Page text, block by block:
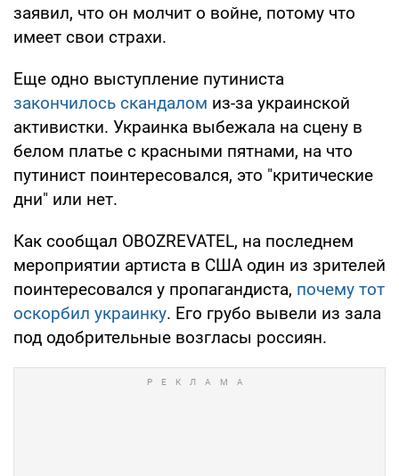
заявил, что он молчит о войне, потому что
имеет свои страхи.
Еще одно выступление путиниста
закончилось скандалом из-за украинской
активистки. Украинка выбежала на сцену в
белом платье с красными пятнами, на что
путинист поинтересовался, это "критические
дни" или нет.
Как сообщал OBOZREVATEL, на последнем
мероприятии артиста в США один из зрителей
поинтересовался у пропагандиста, почему тот
оскорбил украинку. Его грубо вывели из зала
под одобрительные возгласы россиян.